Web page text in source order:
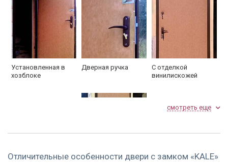
Установленная в
хозблоке
Дверная ручка
С отделкой
винилискожей
смотреть еще
Отличительные особенности двери с замком «KALE»